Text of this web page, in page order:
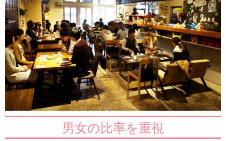
男女の比率を重視